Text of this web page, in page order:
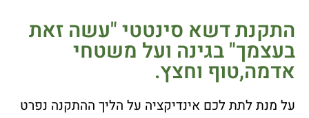
התקנת דשא סינטטי "עשה זאת
בעצמך" בגינה ועל משטחי
אדמה,טוף וחצץ.
על מנת לתת לכם אינדיקציה על הליך ההתקנה נפרט